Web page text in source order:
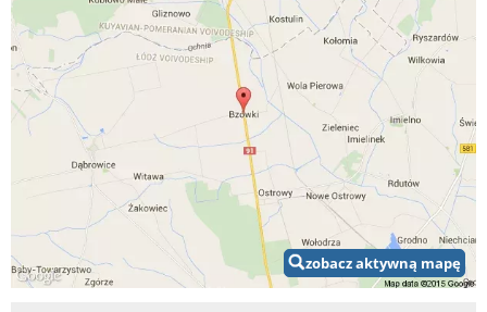
zobacz aktywną mapę